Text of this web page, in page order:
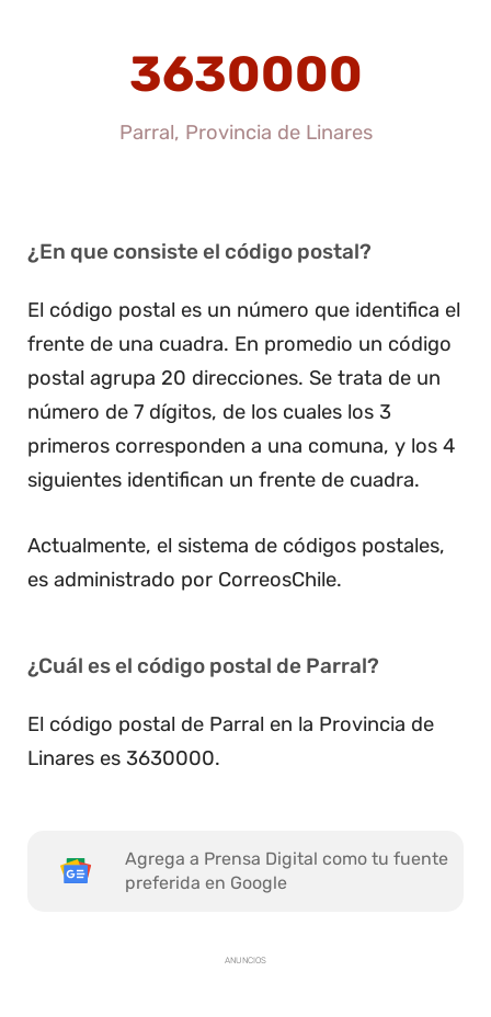
3630000
Parral, Provincia de Linares
¿En que consiste el código postal?
El código postal es un número que identifica el
frente de una cuadra. En promedio un código
postal agrupa 20 direcciones. Se trata de un
número de 7 dígitos, de los cuales los 3
primeros corresponden a una comuna, y los 4
siguientes identifican un frente de cuadra.
Actualmente, el sistema de códigos postales,
es administrado por CorreosChile.
¿Cuál es el código postal de Parral?
El código postal de Parral en la Provincia de
Linares es 3630000.
Agrega a Prensa Digital como tu fuente
preferida en Google
ANUNCIOS